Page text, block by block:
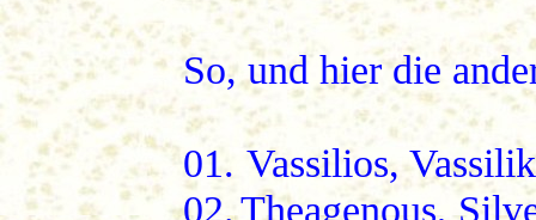
So, und hier die
01. Vassilios,
02.Theagenous,